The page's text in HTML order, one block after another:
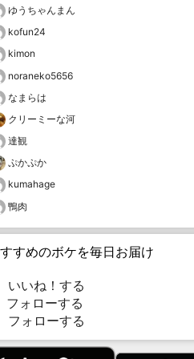
ゆうちゃんまん
kofun24
kimon
noraneko5656
なまらは
クリーミーな河
達観
ぷかぷか
kumahage
鴨肉
すめのボケを毎日お届け
いいね！する
ォローする
フォローする